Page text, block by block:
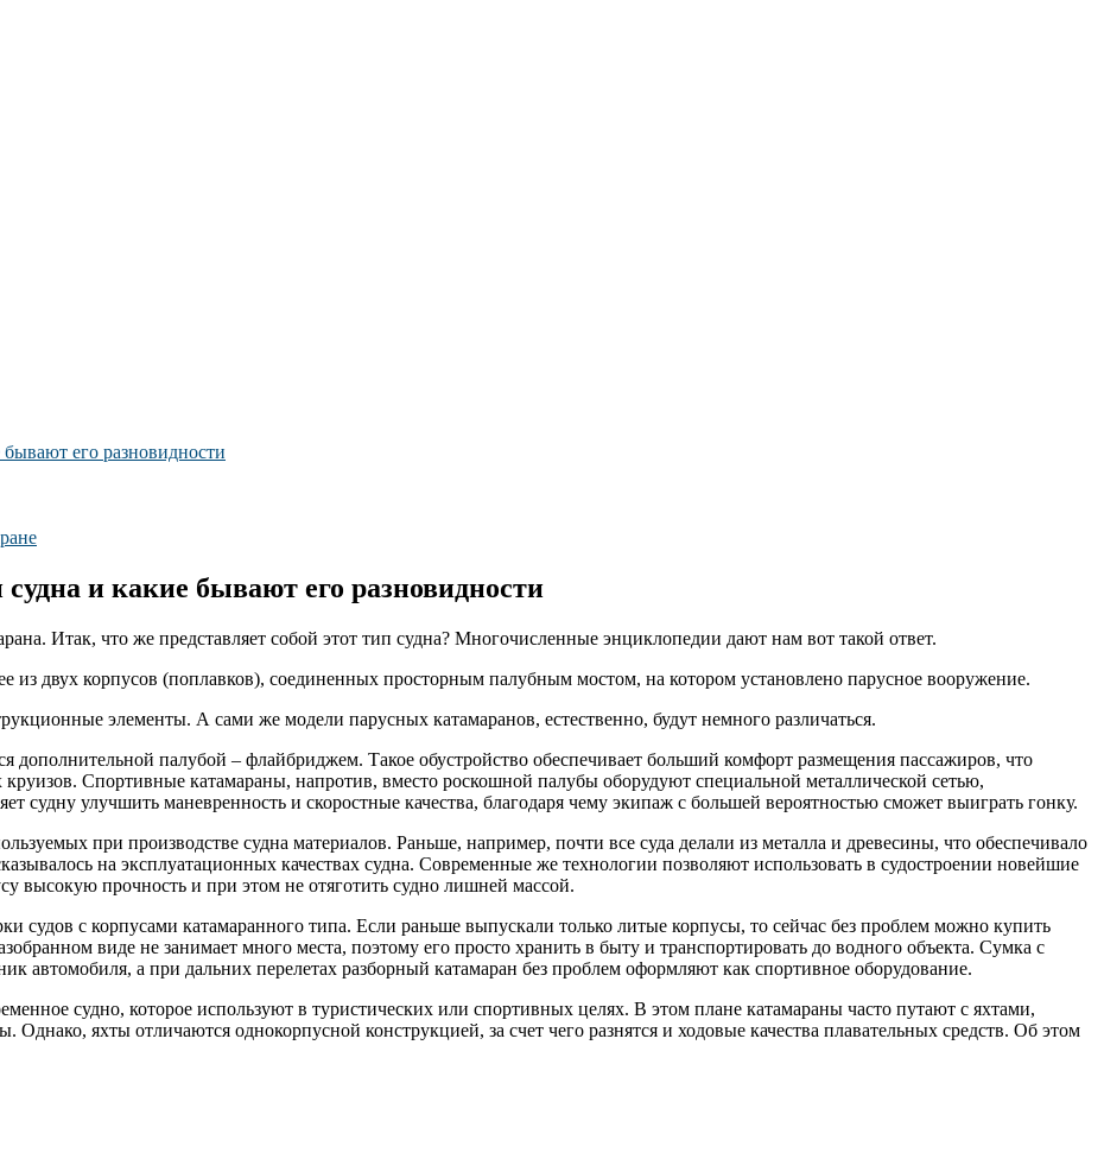
его разновидности
и какие бывают его разновидности
Итак, что же представляет собой этот тип судна? Многочисленные энциклопедии дают нам вот такой ответ.
из двух корпусов (поплавков), соединенных просторным палубным мостом, на котором установлено парусное вооружение.
элементы. А сами же модели парусных катамаранов, естественно, будут немного различаться.
палубой – флайбриджем. Такое обустройство обеспечивает больший комфорт размещения пассажиров, что
Спортивные катамараны, напротив, вместо роскошной палубы оборудуют специальной металлической сетью,
судну улучшить маневренность и скоростные качества, благодаря чему экипаж с большей вероятностью сможет выиграть гонку.
при производстве судна материалов. Раньше, например, почти все суда делали из металла и древесины, что обеспечивало
на эксплуатационных качествах судна. Современные же технологии позволяют использовать в судостроении новейшие
высокую прочность и при этом не отяготить судно лишней массой.
судов с корпусами катамаранного типа. Если раньше выпускали только литые корпусы, то сейчас без проблем можно купить
виде не занимает много места, поэтому его просто хранить в быту и транспортировать до водного объекта. Сумка с
автомобиля, а при дальних перелетах разборный катамаран без проблем оформляют как спортивное оборудование.
судно, которое используют в туристических или спортивных целях. В этом плане катамараны часто путают с яхтами,
яхты отличаются однокорпусной конструкцией, за счет чего разнятся и ходовые качества плавательных средств. Об этом